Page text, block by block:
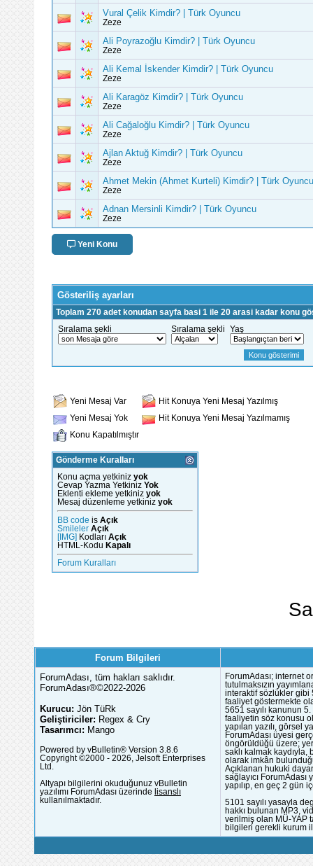
Vural Çelik Kimdir? | Türk Oyuncu
Zeze
Ali Poyrazoğlu Kimdir? | Türk Oyuncu
Zeze
Ali Kemal İskender Kimdir? | Türk Oyuncu
Zeze
Ali Karagöz Kimdir? | Türk Oyuncu
Zeze
Ali Cağaloğlu Kimdir? | Türk Oyuncu
Zeze
Ajlan Aktuğ Kimdir? | Türk Oyuncu
Zeze
Ahmet Mekin (Ahmet Kurteli) Kimdir? | Türk Oyuncu
Zeze
Adnan Mersinli Kimdir? | Türk Oyuncu
Zeze
Yeni Konu
Gösteriliş ayarları
Toplam 270 adet konudan sayfa basi 1 ile 20 arasi kadar konu
Sıralama şekli
Sıralama şekli Yaş
Yeni Mesaj Var
Hit Konuya Yeni Mesaj Yazılmış
Yeni Mesaj Yok
Hit Konuya Yeni Mesaj Yazılmamış
Konu Kapatılmıştır
Gönderme Kuralları
Konu açma yetkiniz yok
Cevap Yazma Yetkiniz Yok
Eklenti ekleme yetkiniz yok
Mesaj düzenleme yetkiniz yok
BB code is Açık
Smileler Açık
[IMG] Kodları Açık
HTML-Kodu Kapalı
Forum Kuralları
Forum Bilgileri
ForumAdası, tüm hakları saklıdır.
ForumAdası®©2022-2026
Kurucu: Jön TüRk
Geliştiriciler: Regex & Cry
Tasarımcı: Mango
Powered by vBulletin® Version 3.8.6
Copyright ©2000 - 2026, Jelsoft Enterprises
Ltd.
Altyapı bilgilerini okuduğunuz vBulletin
yazılımı ForumAdası üzerinde lisanslı
kullanılmaktadır.
ForumAdası; internet
tutulmaksızın
interaktif sözlükler gibi
faaliyet göstermekte
5651 sayılı kanunun
faaliyetin söz konusu
yapılan yazılı, görsel
ForumAdası üyesi
öngörüldüğü üzere;
saklı kalmak
olarak imkân
Açıklanan hukuki
sağlayıcı
yapılıp, en geç 2 gün
5101 sayılı yasayla
hakkı bulunan MP3,
verilmiş olan MÜ-YAP
bilgileri gerekli kurum